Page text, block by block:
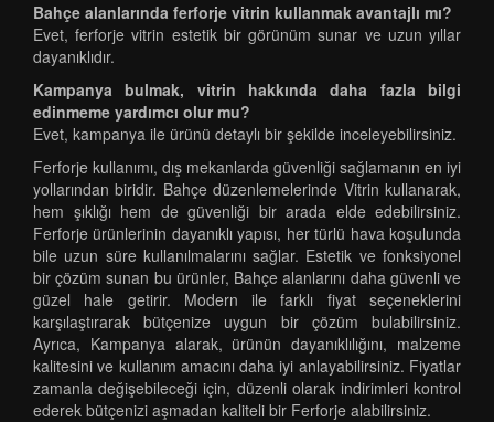
Bahçe alanlarında ferforje vitrin kullanmak avantajlı mı?
Evet, ferforje vitrin estetik bir görünüm sunar ve uzun yıllar
dayanıklıdır.
Kampanya bulmak, vitrin hakkında daha fazla bilgi
edinmeme yardımcı olur mu?
Evet, kampanya ile ürünü detaylı bir şekilde inceleyebilirsiniz.
Ferforje kullanımı, dış mekanlarda güvenliği sağlamanın en iyi
yollarından biridir. Bahçe düzenlemelerinde Vitrin kullanarak,
hem şıklığı hem de güvenliği bir arada elde edebilirsiniz.
Ferforje ürünlerinin dayanıklı yapısı, her türlü hava koşulunda
bile uzun süre kullanılmalarını sağlar. Estetik ve fonksiyonel
bir çözüm sunan bu ürünler, Bahçe alanlarını daha güvenli ve
güzel hale getirir. Modern ile farklı fiyat seçeneklerini
karşılaştırarak bütçenize uygun bir çözüm bulabilirsiniz.
Ayrıca, Kampanya alarak, ürünün dayanıklılığını, malzeme
kalitesini ve kullanım amacını daha iyi anlayabilirsiniz. Fiyatlar
zamanla değişebileceği için, düzenli olarak indirimleri kontrol
ederek bütçenizi aşmadan kaliteli bir Ferforje alabilirsiniz.